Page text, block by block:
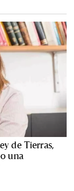
de Tierras,
una